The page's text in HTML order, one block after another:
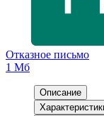
Отказное письмо
1 Мб
Описание